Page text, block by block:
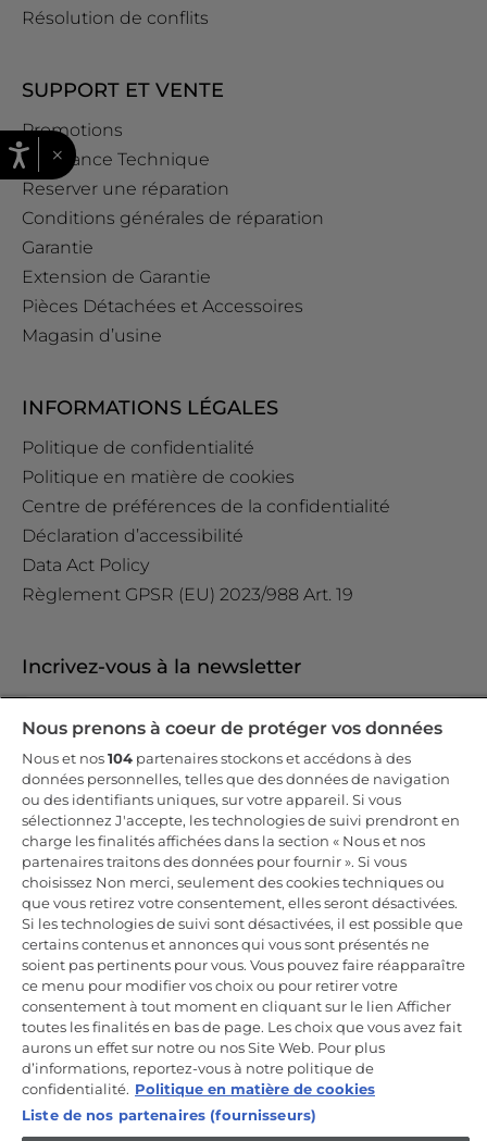
Résolution de conflits
SUPPORT ET VENTE
Promotions
Assistance Technique
Reserver une réparation
Conditions générales de réparation
Garantie
Extension de Garantie
Pièces Détachées et Accessoires
Magasin d’usine
INFORMATIONS LÉGALES
Politique de confidentialité
Politique en matière de cookies
Centre de préférences de la confidentialité
Déclaration d’accessibilité
Data Act Policy
Règlement GPSR (EU) 2023/988 Art. 19
Incrivez-vous à la newsletter
première commande
CANDY HOOVER GROUP S.r.I. - Associé unique - SIÈGE SOCIAL :
Via Comolli, 57 - 20861 Brugherio (MB) - Italie - SIÈGES
ADMINISTRATIFS : Via Privata Eden Fumagalli snc - 20861
Brugherio (MB) et Via Trento n. 20/A-22 - 20871 Vimercate (MB) -
Italie - Tél. : +39.039.2086.1 - Fax : +39.039.2086.237 - Capital social
35 000 000,00 € iv - Cod. Code fiscal et numéro d'inscription au
registre du commerce de Milan-Monza-Brianza-Lodi 04666310158 -
Numéro de TVA 00786860965 - Numéro REA : MB-1033934 -
Autorisation IT AEOF 211870 - Société soumise aux activités de
gestion et de coordination de Candy S.p.A.
FR / Français
×
Nous prenons à coeur de protéger vos données
Nous et nos104 partenaires stockons et accédons à des
données personnelles, telles que des données de navigation
ou des identifiants uniques, sur votre appareil. Si vous
sélectionnez J'accepte, les technologies de suivi prendront en
charge les finalités affichées dans la section « Nous et nos
partenaires traitons des données pour fournir ». Si vous
choisissez Non merci, seulement des cookies techniques ou
que vous retirez votre consentement, elles seront désactivées.
Si les technologies de suivi sont désactivées, il est possible que
certains contenus et annonces qui vous sont présentés ne
soient pas pertinents pour vous. Vous pouvez faire réapparaître
ce menu pour modifier vos choix ou pour retirer votre
consentement à tout moment en cliquant sur le lien Afficher
toutes les finalités en bas de page. Les choix que vous avez fait
aurons un effet sur notre ou nos Site Web. Pour plus
d’informations, reportez-vous à notre politique de
confidentialité. Politique en matière de cookies
Liste de nos partenaires (fournisseurs)